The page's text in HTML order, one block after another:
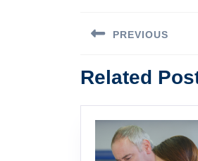
l’article
PREVIOUS
post:
Related